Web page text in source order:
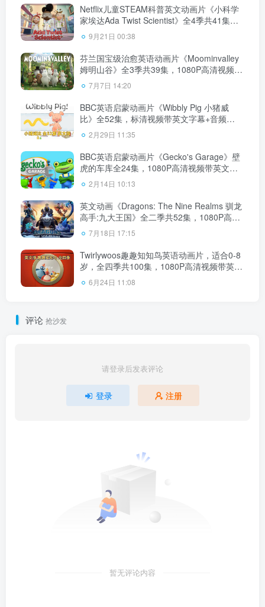
Netflix儿童STEAM科普英文动画片《小科学
家埃达Ada Twist Scientist》全4季共41集，
1080P高清视频带英文字幕，百度云网盘下
载
9月21日 00:38
芬兰国宝级治愈英语动画片《Moominvalley
姆明山谷》全3季共39集，1080P高清视频带
英文字幕，百度云网盘下载！
7月7日 14:20
BBC英语启蒙动画片《Wibbly Pig 小猪威
比》全52集，标清视频带英文字幕+音频
MP3，百度云网盘下载！
2月29日 11:35
BBC英语启蒙动画片《Gecko's Garage》壁
虎的车库全24集，1080P高清视频带英文字
幕，百度云网盘下载！
2月14日 10:13
英文动画《Dragons: The Nine Realms 驯龙
高手:九大王国》全二季共52集，1080P高清
视频带英文字幕，百度云网盘下载！
7月18日 17:15
Twirlywoos趣趣知知鸟英语动画片，适合0-8
岁，全四季共100集，1080P高清视频带英文
字幕，百度云网盘下载
6月24日 11:08
评论 抢沙发
请登录后发表评论
登录 注册
暂无评论内容